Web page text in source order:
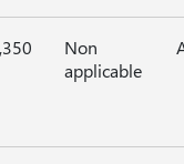
Non
applicable